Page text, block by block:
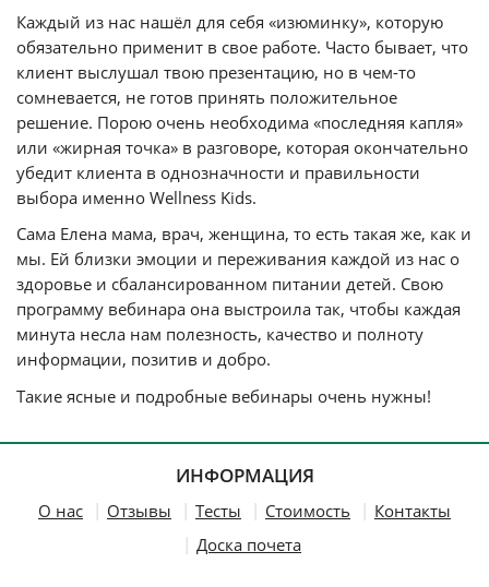
Каждый из нас нашёл для себя «изюминку», которую
обязательно применит в свое работе. Часто бывает, что
клиент выслушал твою презентацию, но в чем-то
сомневается, не готов принять положительное
решение. Порою очень необходима «последняя капля»
или «жирная точка» в разговоре, которая окончательно
убедит клиента в однозначности и правильности
выбора именно Wellness Kids.
Сама Елена мама, врач, женщина, то есть такая же, как и
мы. Ей близки эмоции и переживания каждой из нас о
здоровье и сбалансированном питании детей. Свою
программу вебинара она выстроила так, чтобы каждая
минута несла нам полезность, качество и полноту
информации, позитив и добро.
Такие ясные и подробные вебинары очень нужны!
ИНФОРМАЦИЯ
О нас Отзывы Тесты Стоимость
Контакты
Доска почета